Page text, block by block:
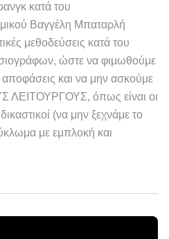
κατά του
Βαγγέλη Μπαταρλή
μεθοδεύσεις κατά του
ώστε να φιμωθούμε
και να μην ασκούμε
ΛΕΙΤΟΥΡΓΟΥΣ, όπως είναι οι
(να μην ξεχνάμε το
με εμπλοκή και